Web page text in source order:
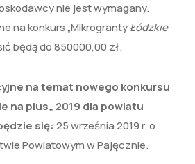
nie jest wymagany.
na konkurs „MikrograntyŁódzkie
będą do 850000,00 zł.
na temat nowego konkursu
na plus„ 2019 dla powiatu
się: 25 września 2019 r. o
Powiatowym w Pajęcznie.